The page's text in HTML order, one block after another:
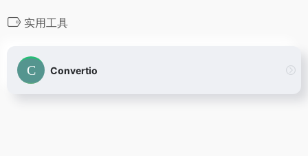
实用工具
Convertio